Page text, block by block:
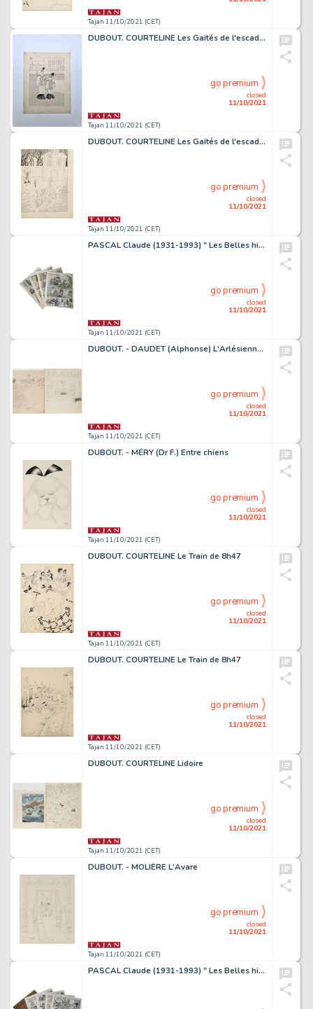
Tajan 11/10/2021 (CET)
DUBOUT. COURTELINE Les Gaités de l'escadron
Tajan 11/10/2021 (CET)
closed
11/10/2021
go premium
DUBOUT. COURTELINE Les Gaités de l'escadron
Tajan 11/10/2021 (CET)
closed
11/10/2021
go premium
PASCAL Claude (1931-1993) " Les Belles histoires de l'oncle Paul : La fin du Monge ". Ensemble de 6 planches originales, récit c...
Tajan 11/10/2021 (CET)
closed
11/10/2021
go premium
DUBOUT. - DAUDET (Alphonse) L'Arlésienne (attribués Ã )
Tajan 11/10/2021 (CET)
closed
11/10/2021
go premium
DUBOUT. - MÉRY (Dr F.) Entre chiens
Tajan 11/10/2021 (CET)
closed
11/10/2021
go premium
DUBOUT. COURTELINE Le Train de 8h47
Tajan 11/10/2021 (CET)
closed
11/10/2021
go premium
DUBOUT. COURTELINE Le Train de 8h47
Tajan 11/10/2021 (CET)
closed
11/10/2021
go premium
DUBOUT. COURTELINE Lidoire
Tajan 11/10/2021 (CET)
closed
11/10/2021
go premium
DUBOUT. - MOLIÈRE L'Avare
Tajan 11/10/2021 (CET)
closed
11/10/2021
go premium
PASCAL Claude (1931-1993) " Les Belles histoires de l'oncle Paul : Enfance de flibustier ". Lot composé de 4 planches originales...